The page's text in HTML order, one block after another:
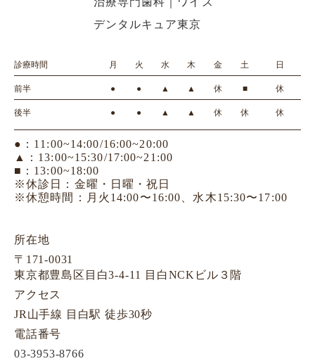
診療時間 月 火 水 木 金 土 日
前半 ● ● ▲ ▲ 休 ■ 休
後半 ● ● ▲ ▲ 休 休 休
●：11:00~14:00/16:00~20:00
▲：13:00~15:30/17:00~21:00
■：13:00~18:00
※休診日：金曜・日曜・祝日
※休憩時間：月火14:00〜16:00、水木15:30〜17:00
所在地
〒171-0031
東京都豊島区目白3-4-11 目白NCKビル３階
アクセス
JR山手線 目白駅 徒歩30秒
電話番号
03-3953-8766